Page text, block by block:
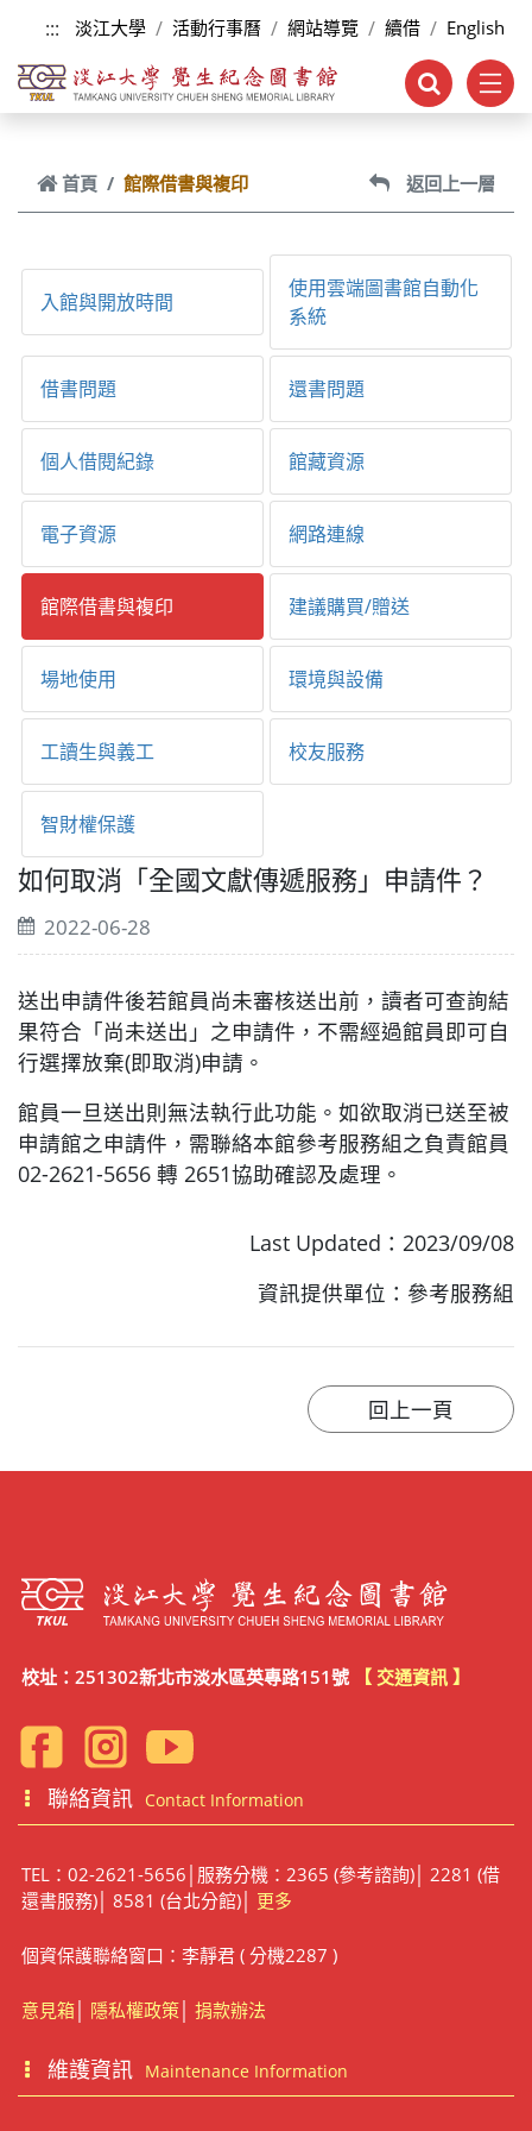
跳到主要內容
::: 淡江大學 活動行事曆 網站導覽 續借 English
首頁 館際借書與複印 返回上一層
入館與開放時間
使用雲端圖書館自動化
系統
借書問題 還書問題
個人借閱紀錄 館藏資源
電子資源 網路連線
館際借書與複印 建議購買/贈送
場地使用 環境與設備
工讀生與義工 校友服務
智財權保護
如何取消「全國文獻傳遞服務」申請件？
2022-06-28
送出申請件後若館員尚未審核送出前，讀者可查詢結
果符合「尚未送出」之申請件，不需經過館員即可自
行選擇放棄(即取消)申請。
館員一旦送出則無法執行此功能。如欲取消已送至被
申請館之申請件，需聯絡本館參考服務組之負責館員
02-2621-5656 轉 2651協助確認及處理。
Last Updated：2023/09/08
資訊提供單位：參考服務組
校址：251302新北市淡水區英專路151號 【 交通資訊 】
聯絡資訊 Contact Information
TEL：02-2621-5656│服務分機：2365 (參考諮詢)│ 2281 (借
還書服務)│ 8581 (台北分館)│ 更多
個資保護聯絡窗口：李靜君 ( 分機2287 )
意見箱│ 隱私權政策│ 捐款辦法
維護資訊 Maintenance Information